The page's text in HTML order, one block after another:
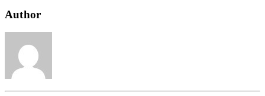
Author